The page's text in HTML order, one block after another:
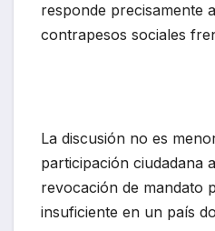
responde precisamente
contrapesos sociales
La discusión no es
participación ciudadana
revocación de mandato
insuficiente en un país